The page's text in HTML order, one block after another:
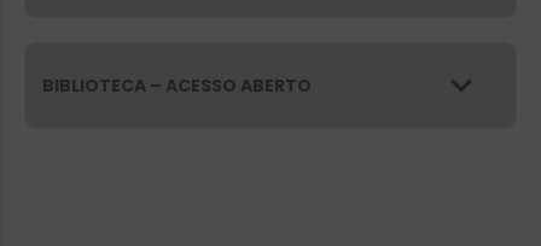
BIBLIOTECA – ACESSO ABERTO